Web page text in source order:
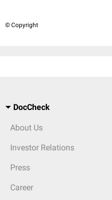
© Copyright
DocCheck
About Us
Investor Relations
Press
Career